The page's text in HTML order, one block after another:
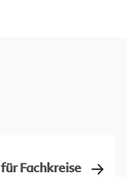
für Fachkreise